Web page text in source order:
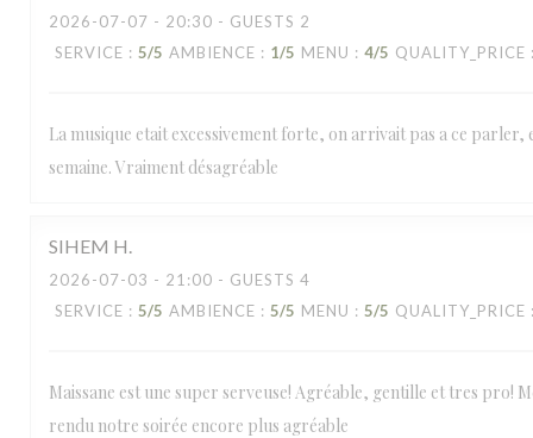
2026-07-07 - 20:30 - GUESTS 2
SERVICE : 5/5 AMBIENCE : 1/5 MENU : 4/5 QUALITY_PRICE
La musique etait excessivement forte, on arrivait pas a ce parler,
semaine. Vraiment désagréable
SIHEM H
2026-07-03 - 21:00 - GUESTS 4
SERVICE : 5/5 AMBIENCE : 5/5 MENU : 5/5 QUALITY_PRICE
Maissane est une super serveuse! Agréable, gentille et tres pro!
rendu notre soirée encore plus agréable